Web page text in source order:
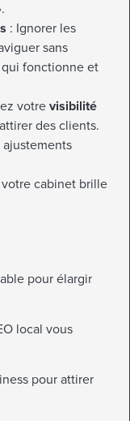
: Ignorer les
sans
qui fonctionne et
votre visibilité
des clients.
ajustements
votre cabinet brille
pour élargir
local vous
pour attirer